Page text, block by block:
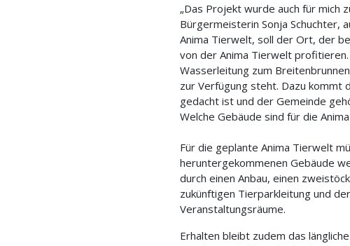
„Das Projekt wurde auch für mich
Bürgermeisterin Sonja Schuchter,
Anima Tierwelt, soll der Ort, der
von der Anima Tierwelt
Wasserleitung zum
zur Verfügung steht. Dazu kommt
gedacht ist und der Gemeinde
Welche Gebäude sind für die
Für die geplante Anima Tierwelt
heruntergekommenen Gebäude
durch einen Anbau, einen
zukünftigen Tierparkleitung und
Veranstaltungsräume.
Erhalten bleibt zudem das